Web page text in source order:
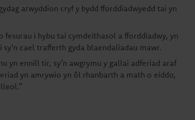
arwyddion cryf y bydd fforddiadwyedd tai yn
i hybu tai cymdeithasol a fforddiadwy, yn
cael trafferth gyda blaendaliadau mawr.
yn ennill tir, sy’n awgrymu y gallai adferiad araf
yn amrywio yn ôl rhanbarth a math o eiddo,